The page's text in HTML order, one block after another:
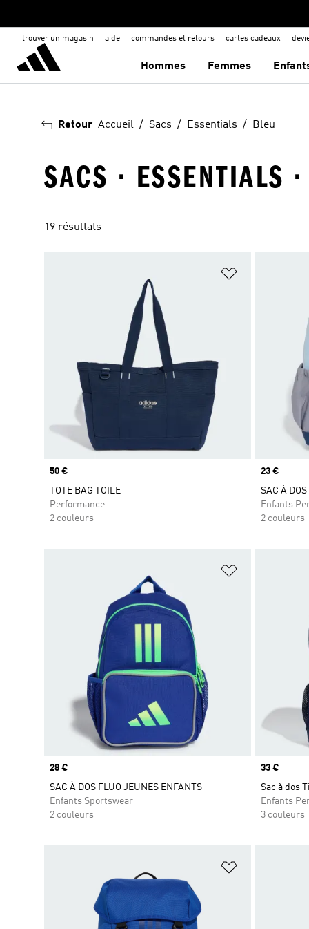
trouver un magasin aide commandes et retours cartes cadeaux
Hommes Femmes
Retour Accueil Sacs Essentials Bleu
SACS · ESSENTIALS
19 résultats
Prix
50 €
TOTE BAG TOILE
Performance
2 couleurs
Prix
23 €
SAC À
Enfants
2 couleurs
Prix
28 €
SAC À DOS FLUO JEUNES ENFANTS
Enfants Sportswear
2 couleurs
Prix
33 €
Sac à dos
Enfants
3 couleurs